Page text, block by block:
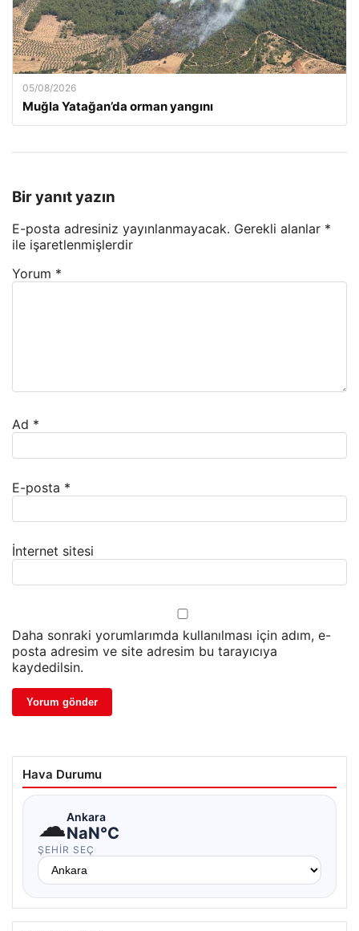
05/08/2026
Muğla Yatağan’da orman yangını
Bir yanıt yazın
E-posta adresiniz yayınlanmayacak. Gerekli alanlar *
ile işaretlenmişlerdir
Yorum *
Ad *
E-posta *
İnternet sitesi
Daha sonraki yorumlarımda kullanılması için adım, e-
posta adresim ve site adresim bu tarayıcıya
kaydedilsin.
Hava Durumu
☁Ankara
NaN°C
ŞEHIR SEÇ